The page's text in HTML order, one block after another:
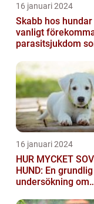
16 januari 2024
Skabb hos
vanligt
parasitsjukdom
och smittsa...
16 januari 2024
HUR MYCKET
HUND: En grundlig
undersökning om